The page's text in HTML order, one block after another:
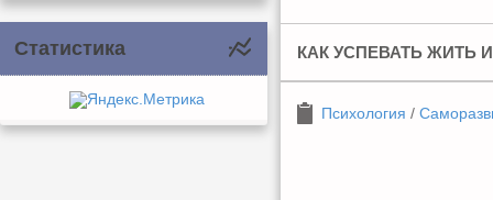
Статистика КАК УСПЕВАТЬ ЖИТЬ
Психология /